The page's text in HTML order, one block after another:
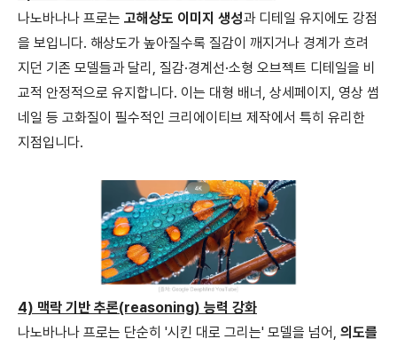
나노바나나 프로는 고해상도 이미지 생성과 디테일 유지에도 강점
을 보입니다. 해상도가 높아질수록 질감이 깨지거나 경계가 흐려
지던 기존 모델들과 달리, 질감·경계선·소형 오브젝트 디테일을 비
교적 안정적으로 유지합니다. 이는 대형 배너, 상세페이지, 영상 썸
네일 등 고화질이 필수적인 크리에이티브 제작에서 특히 유리한
지점입니다.
4) 맥락 기반 추론(reasoning) 능력 강화
나노바나나 프로는 단순히 '시킨 대로 그리는' 모델을 넘어, 의도를